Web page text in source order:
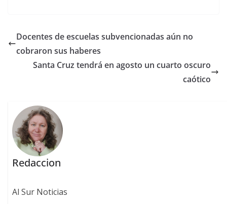
Docentes de escuelas subvencionadas aún no
cobraron sus haberes
Santa Cruz tendrá en agosto un cuarto oscuro
caótico
Redaccion
Al Sur Noticias